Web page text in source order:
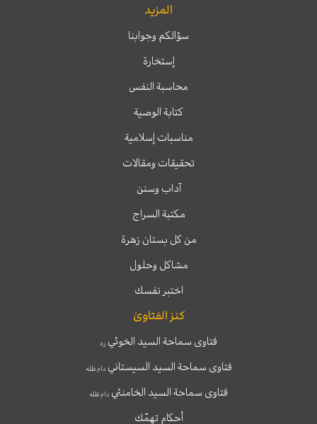
المزيد
سؤالكم وجوابنا
إستخارة
محاسبة النفس
كتابة الوصية
مناسبات إسلامية
تحقيقات ومقالات
آداب وسنن
مكتبة السراج
من كل بستان زهرة
مشاكل وحلول
اختبر نفسك
كنز الفتاوىٰ
فتاوى سماحة السيد الخوئيره
فتاوى سماحة السيد السيستانيدام ظله
فتاوى سماحة السيد الخامنئي دام ظله
أحكام تهمّك